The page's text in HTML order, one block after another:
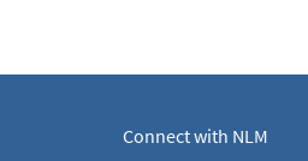
Connect with NLM